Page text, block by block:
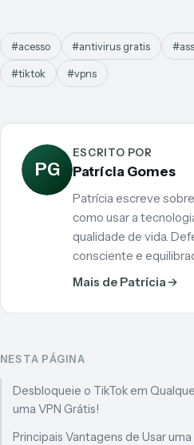
#acesso #antivirus gratis
#tiktok #vpns
PG
ESCRITO POR
Patrícia Gomes
Patrícia escreve
como usar a
qualidade de vida.
consciente e
Mais de Patrícia
NESTA PÁGINA
Desbloqueie o TikTok em
uma VPN Grátis!
Principais Vantagens de Usar